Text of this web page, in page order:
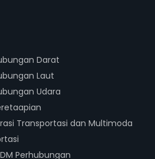
Darat
Laut
Udara
Transportasi dan Multimoda
Perhubungan